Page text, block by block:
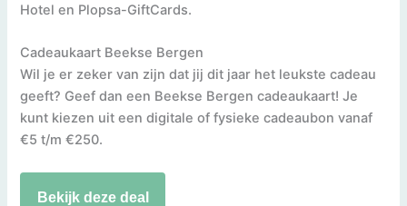
Hotel en Plopsa-GiftCards.
Cadeaukaart Beekse Bergen
Wil je er zeker van zijn dat jij dit jaar het leukste cadeau
geeft? Geef dan een Beekse Bergen cadeaukaart! Je
kunt kiezen uit een digitale of fysieke cadeaubon vanaf
€5 t/m €250.
Bekijk deze deal